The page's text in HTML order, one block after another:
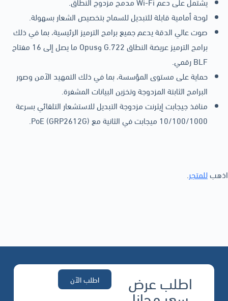
لوحة أمامية قابلة للتبديل للسماح بتخصيص الشعار بسهولة.
صوت عالي الدقة يدعم جميع برامج الترميز الرئيسية، بما في ذلك
برامج الترميز عريضة النطاق G.722 وOpus ما يصل إلى 16 مفتاح
BLF رقمي.
حماية على مستوى المؤسسة، بما في ذلك التمهيد الآمن وصور
البرامج الثابتة المزدوجة وتخزين البيانات المشفرة.
منافذ جيجابت إيثرنت مزدوجة التبديل للاستشعار التلقائي بسرعة
10/100/1000 ميجابت في الثانية مع PoE (GRP2612G).
اذهبللمتجر.
اطلب عرض اطلب الآن